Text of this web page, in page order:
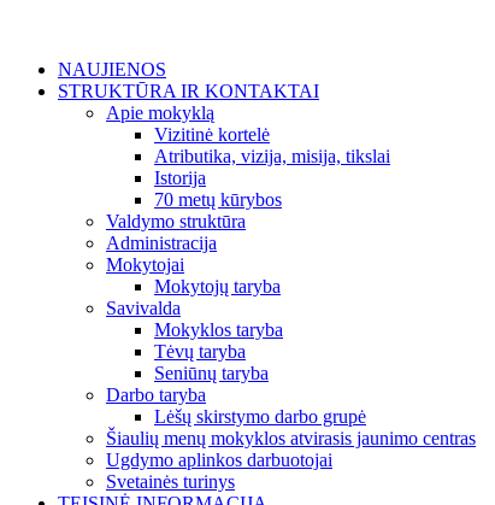
NAUJIENOS
STRUKTŪRA IR KONTAKTAI
Apie mokyklą
Vizitinė kortelė
Atributika, vizija, misija, tikslai
Istorija
70 metų kūrybos
Valdymo struktūra
Administracija
Mokytojai
Mokytojų taryba
Savivalda
Mokyklos taryba
Tėvų taryba
Seniūnų taryba
Darbo taryba
Lėšų skirstymo darbo grupė
Šiaulių menų mokyklos atvirasis jaunimo centras
Ugdymo aplinkos darbuotojai
Svetainės turinys